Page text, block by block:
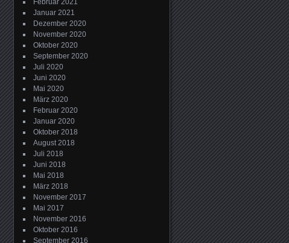
Februar 2021
Januar 2021
Dezember 2020
November 2020
Oktober 2020
September 2020
Juli 2020
Juni 2020
Mai 2020
März 2020
Februar 2020
Januar 2020
Oktober 2018
August 2018
Juli 2018
Juni 2018
Mai 2018
März 2018
November 2017
Mai 2017
November 2016
Oktober 2016
September 2016